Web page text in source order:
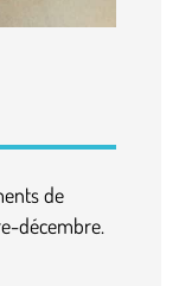
de
décembre.